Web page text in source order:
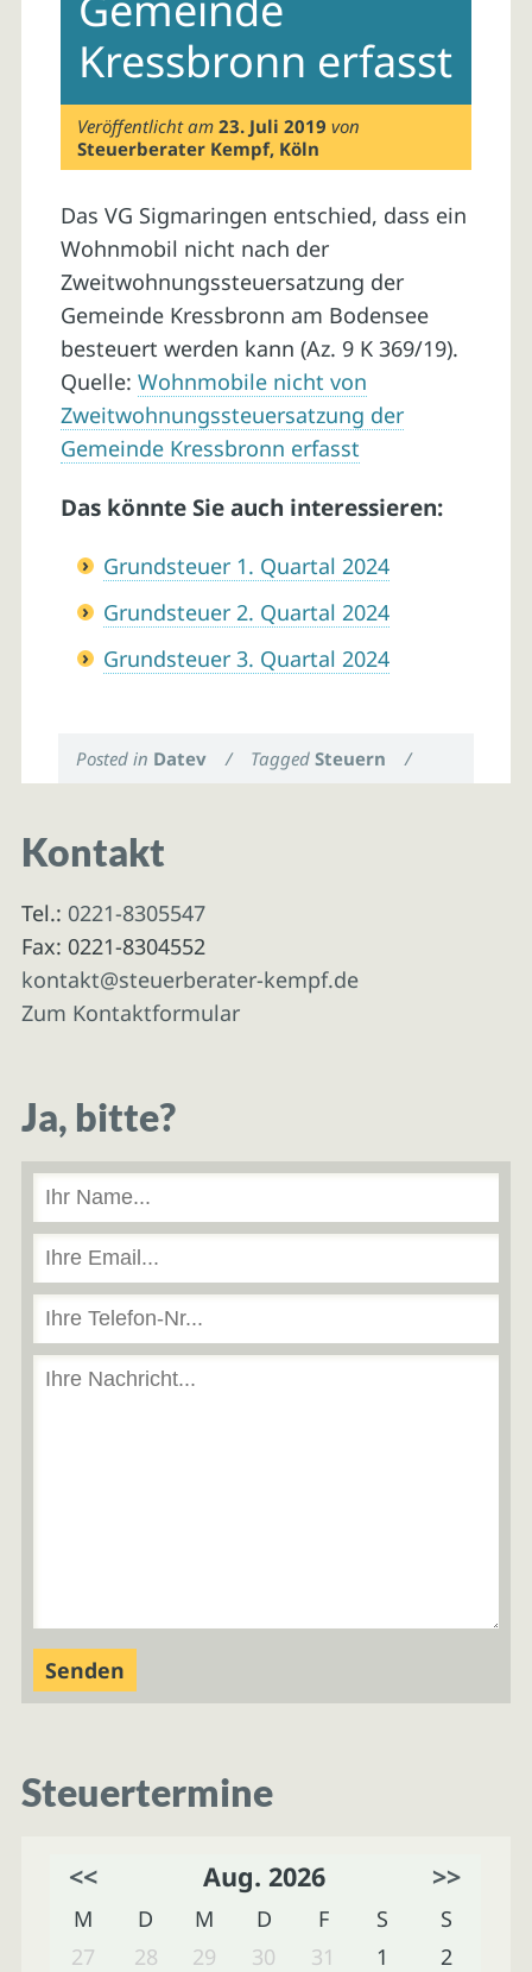
Kressbronn erfasst
Veröffentlicht am23. Juli 2019 von
Steuerberater Kempf, Köln
Das VG Sigmaringen entschied, dass ein
Wohnmobil nicht nach der
Zweitwohnungssteuersatzung der
Gemeinde Kressbronn am Bodensee
besteuert werden kann (Az. 9 K 369/19).
Quelle: Wohnmobile nicht von
Zweitwohnungssteuersatzung der
Gemeinde Kressbronn erfasst
Das könnte Sie auch interessieren:
Grundsteuer 1. Quartal 2024
Grundsteuer 2. Quartal 2024
Grundsteuer 3. Quartal 2024
Posted in Datev / TaggedSteuern /
Kontakt
Tel.: 0221-8305547
Fax: 0221-8304552
kontakt@steuerberater-kempf.de
Zum Kontaktformular
Ja, bitte?
Steuertermine
<< Aug. 2026 >>
M D M D F S
S
27
28 29 30 31 1
2